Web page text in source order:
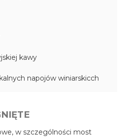
kawy
napojów winiarskicch
w szczególności most